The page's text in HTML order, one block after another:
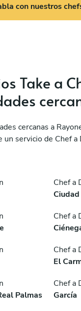
con nuestros
Take a
cercanas a
un servicio de Chef a
Chef a
Chef a
Chef a
El
Palmas
Chef a
García